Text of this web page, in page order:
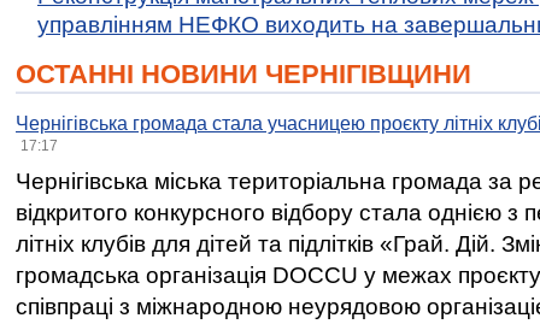
управлінням НЕФКО виходить на
ОСТАННІ НОВИНИ ЧЕРНІГІВЩИНИ
Чернігівська громада стала учасницею проєкту літніх
17:17
Чернігівська міська територіальна громада за
відкритого конкурсного відбору стала однією
літніх клубів для дітей та підлітків «Грай. Дій.
громадська організація DOCCU у межах
співпраці з міжнародною неурядовою